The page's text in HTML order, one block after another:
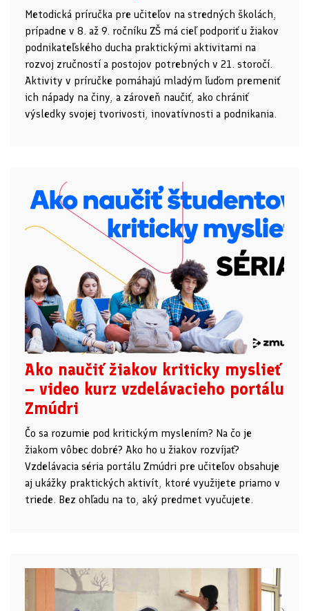
Metodická príručka pre učiteľov na stredných školách,
prípadne v 8. až 9. ročníku ZŠ má cieľ podporiť u žiakov
podnikateľského ducha praktickými aktivitami na
rozvoj zručností a postojov potrebných v 21. storočí.
Aktivity v príručke pomáhajú mladým ľuďom premeniť
ich nápady na činy, a zároveň naučiť, ako chrániť
výsledky svojej tvorivosti, inovatívnosti a podnikania.
Ako naučiť žiakov kriticky myslieť
– video kurz vzdelávacieho portálu
Zmúdri
Čo sa rozumie pod kritickým myslením? Na čo je
žiakom vôbec dobré? Ako ho u žiakov rozvíjať?
Vzdelávacia séria portálu Zmúdri pre učiteľov obsahuje
aj ukážky praktických aktivít, ktoré využijete priamo v
triede. Bez ohľadu na to, aký predmet vyučujete.